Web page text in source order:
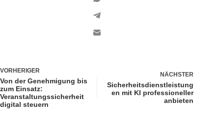
VORHERIGER
Von der Genehmigung bis
zum Einsatz:
Veranstaltungssicherheit
digital steuern
NÄCHSTER
Sicherheitsdienstleistung
en mit KI professioneller
anbieten